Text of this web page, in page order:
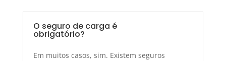
O seguro de carga é
obrigatório?
Em muitos casos, sim. Existem seguros